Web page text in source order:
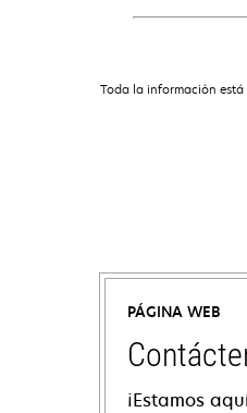
Toda la información está
PÁGINA WEB
¡Estamos